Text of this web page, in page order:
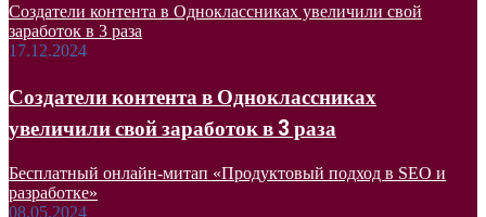
Создатели контента в Одноклассниках увеличили свой
заработок в 3 раза
17.12.2024
Создатели контента в Одноклассниках
увеличили свой заработок в 3 раза
Бесплатный онлайн-митап «Продуктовый подход в SEO и
разработке»
08.05.2024